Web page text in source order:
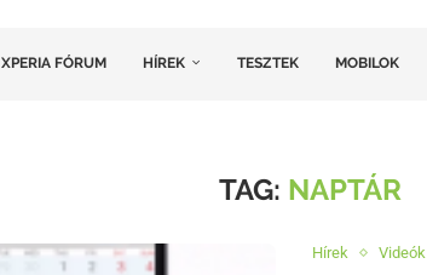
XPERIA FÓRUM HÍREK TESZTEK MOBILOK
TAG: NAPTÁR
Hírek Videók